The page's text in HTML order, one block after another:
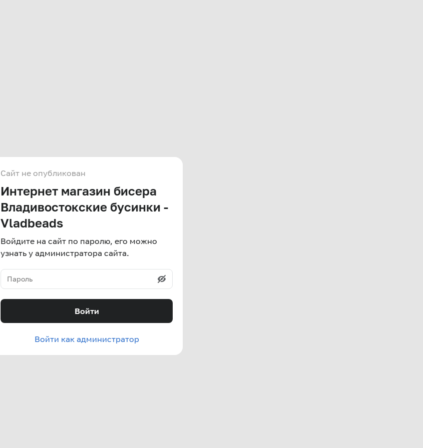
Сайт не опубликован
Интернет магазин бисера
Владивостокские бусинки -
Vladbeads
Войдите на сайт по паролю, его можно
узнать у администратора сайта.
Войти
Войти как администратор